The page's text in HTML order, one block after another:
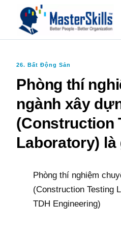
26. Bất Động Sản
Phòng thí
ngành xây
(Construction
Laboratory) là
Phòng thí nghiệm
(Construction Testing
TDH Engineering)